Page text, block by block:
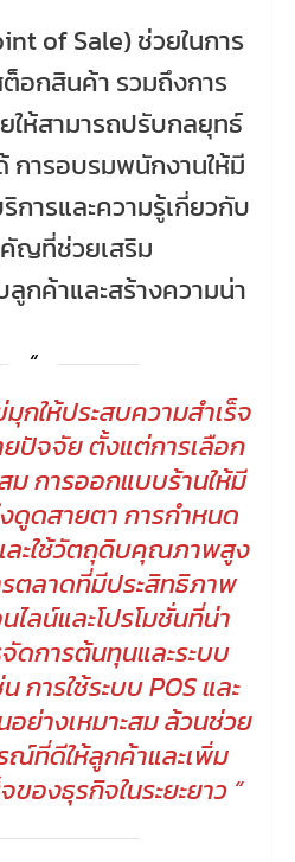
of Sale) ช่วยในการ
อกสินค้า รวมถึงการ
ให้สามารถปรับกลยุทธ์
การอบรมพนักงานให้มี
การและความรู้เกี่ยวกับ
ญที่ช่วยเสริม
กค้าและสร้างความน่า
มุกให้ประสบความสำเร็จ
ปัจจัย ตั้งแต่การเลือก
ม การออกแบบร้านให้มี
ดสายตา การกำหนด
ละใช้วัตถุดิบคุณภาพสูง
ตลาดที่มีประสิทธิภาพ
ลน์และโปรโมชั่นที่น่า
ดการต้นทุนและระบบ
การใช้ระบบ POS และ
ย่างเหมาะสม ล้วนช่วย
ณ์ที่ดีให้ลูกค้าและเพิ่ม
ของธุรกิจในระยะยาว “